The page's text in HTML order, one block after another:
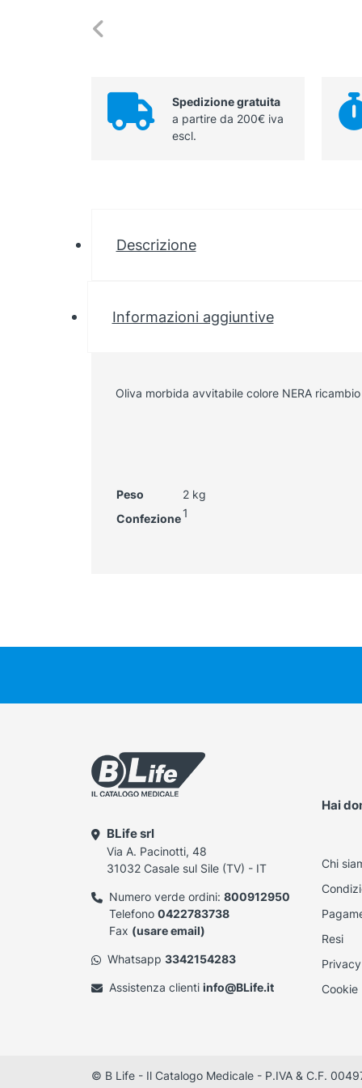
Spedizione gratuita
a partire da 200€ iva
escl.
Descrizione
Informazioni aggiuntive
Oliva morbida avvitabile colore NERA
Peso
2 kg
Confezione 1
BLife srl
Via A. Pacinotti, 48
31032 Casale sul Sile (TV) - IT
Numero verde ordini: 800912950
Telefono 0422783738
Fax (usare email)
Whatsapp 3342154283
Assistenza clienti info@BLife.it
Hai
Chi
Resi
Cookie
© B Life - Il Catalogo Medicale - P.IVA & C.F.